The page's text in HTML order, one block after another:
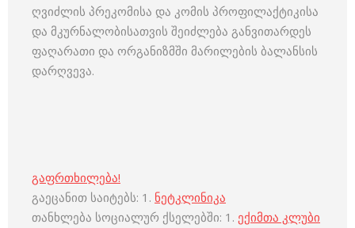
ღვიძლის პრეკომისა და კომის პროფილაქტიკისა
და მკურნალობისათვის შეიძლება განვითარდეს
ფაღარათი და ორგანიზმში მარილების ბალანსის
დარღვევა.
გაფრთხილება!
გაეცანით საიტებს: 1. ნეტკლინიკა
თანხლება სოციალურ ქსელებში: 1. ექიმთა კლუბი